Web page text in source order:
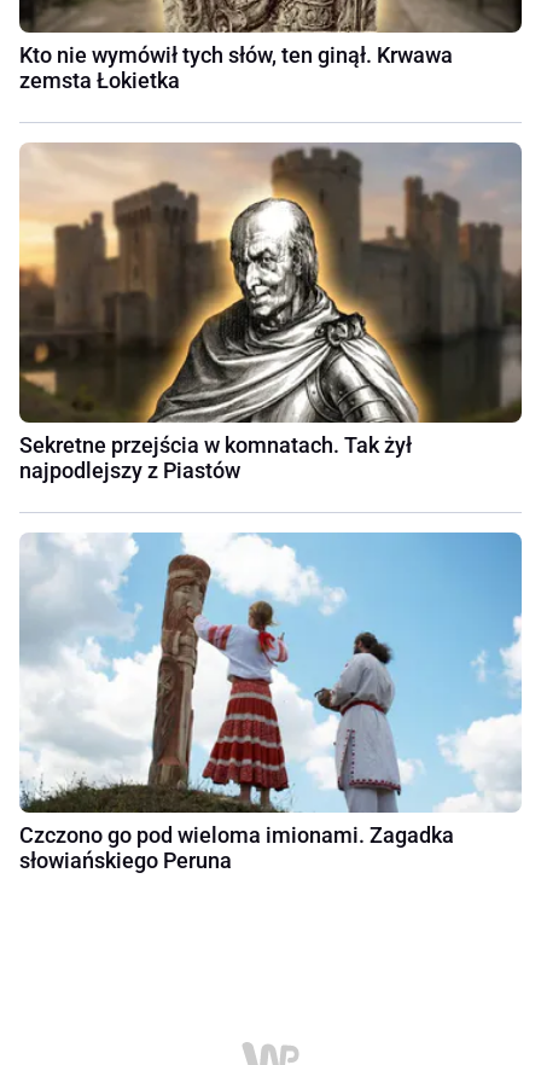
Kto nie wymówił tych słów, ten ginął. Krwawa
zemsta Łokietka
Sekretne przejścia w komnatach. Tak żył
najpodlejszy z Piastów
Czczono go pod wieloma imionami. Zagadka
słowiańskiego Peruna